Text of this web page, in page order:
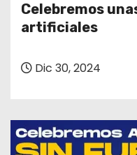
Celebremos
artificiales
Dic 30, 2024